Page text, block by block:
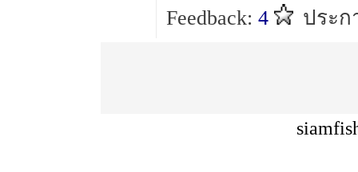
Feedback: 4 ประ